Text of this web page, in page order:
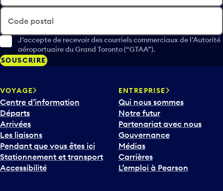
Code postal
J’accepte de recevoir des courriels commerciaux de l’Autorité
aéroportuaire du Grand Toronto (“GTAA”).
SOUSCRIRE
VOYAGE
Centre d’information
Départs
Arrivées
Les liaisons
Pendant que vous êtes ici
Stationnement et transport
Accessibilité
ENTREPRISE
Qui nous sommes
Notre futur
Partenariat avec nous
Gouvernance
Médias
Carrières
L’emploi à Pearson